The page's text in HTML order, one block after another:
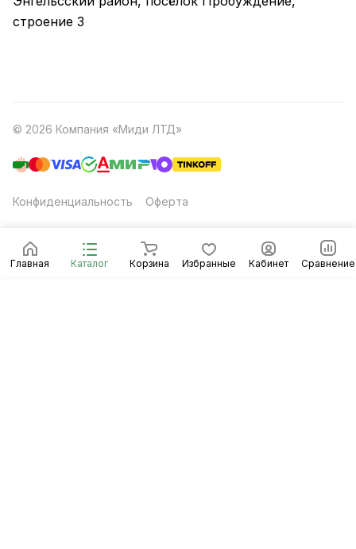
Главная Каталог Корзина Избранные Кабинет Сравнение
строение 3
© 2026 Компания «Миди ЛТД»
Конфиденциальность Оферта